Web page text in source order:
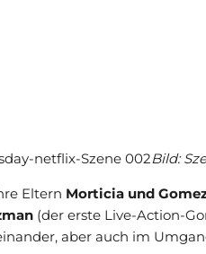
Bild:
Eltern Morticia und
(der erste Live-Action-
aber auch im